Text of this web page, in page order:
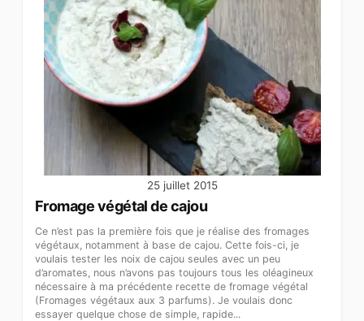
25 juillet 2015
Fromage végétal de cajou
Ce n’est pas la première fois que je réalise des fromages
végétaux, notamment à base de cajou. Cette fois-ci, je
voulais tester les noix de cajou seules avec un peu
d’aromates, nous n’avons pas toujours tous les oléagineux
nécessaire à ma précédente recette de fromage végétal
(Fromages végétaux aux 3 parfums). Je voulais donc
essayer quelque chose de simple, rapide...